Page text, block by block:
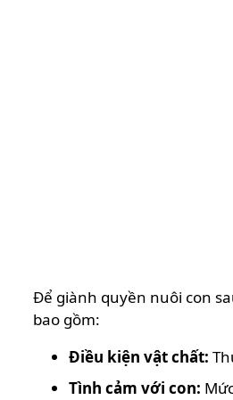
Để giành quyền nuôi con
bao gồm:
Điều kiện vật chất:
Tình cảm với con: